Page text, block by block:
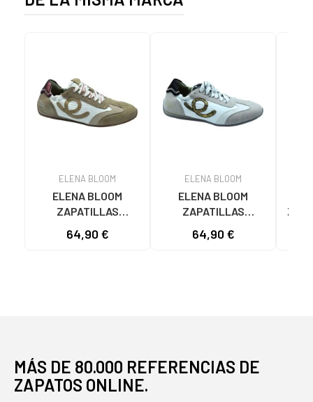
ELENA BLOOM
ELENA BLOOM
ZAPATILLAS
BEIGE
64,90 €
ELENA BLOOM
ELENA BLOOM
ZAPATILLAS
RETRO BLANCO
64,90 €
MÁS DE 80.000 REFERENCIAS DE
ZAPATOS ONLINE.